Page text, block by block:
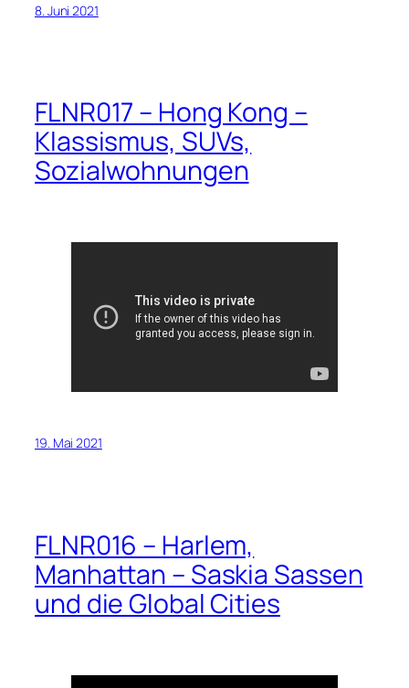
8. Juni 2021
FLNR017 – Hong Kong –
Klassismus, SUVs,
Sozialwohnungen
19. Mai 2021
FLNR016 – Harlem,
Manhattan – Saskia Sassen
und die Global Cities